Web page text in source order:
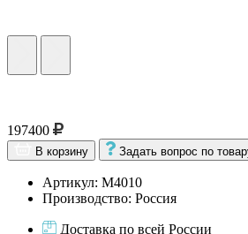
197400
В корзину Задать вопрос по
Артикул: M4010
Производство: Россия
Доставка по всей России